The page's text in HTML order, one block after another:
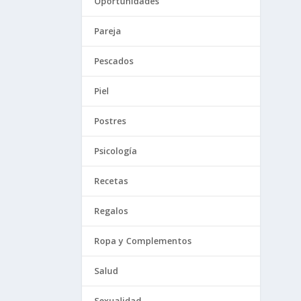
Pareja
Pescados
Piel
Postres
Psicología
Recetas
Regalos
Ropa y Complementos
Salud